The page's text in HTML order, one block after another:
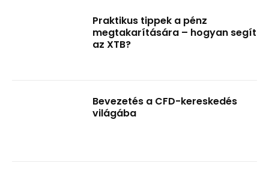
Praktikus tippek a pénz
megtakarítására – hogyan segít
az XTB?
Bevezetés a CFD-kereskedés
világába